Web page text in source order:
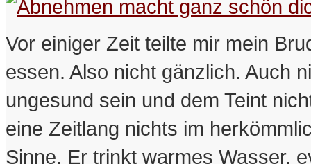
Vor einiger Zeit teilte mir mein
essen. Also nicht gänzlich. Auch
ungesund sein und dem Teint
eine Zeitlang nichts im
Sinne. Er trinkt warmes Wasser,